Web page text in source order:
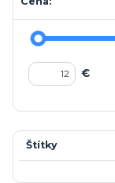
€
Štítky